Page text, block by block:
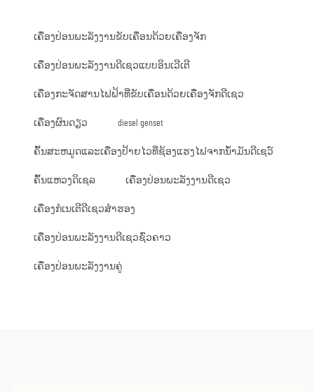
ເຄື່ອງປ່ອນພະລັງງານຂັບເຄື່ອນດ້ວຍເຄື່ອງຈັກ
ເຄື່ອງປ່ອນພະລັງງານດີເຊວແບບອິນເວີເຕີ
ເຄື່ອງກະຈັດສານໄຟຟ້າທີ່ຂັບເຄື່ອນດ້ວຍເຄື່ອງຈັກດີເຊວ
ເຄື່ອງຜົນດຽວ diesel genset
ຄົ້ນສະຫມູດແລະເຄື່ອງປ້າຍໄວທີ່ຊ້ອງແຮງໄຟຈາກນ້ຳມັນດີເຊວ໌
ຄົ້ນແຫວງດິເຊລ ເຄື່ອງປ່ອນພະລັງງານດີເຊວ
ເຄື່ອງກໍເນເຕີດີເຊວສຳຮອງ
ເຄື່ອງປ່ອນພະລັງງານດີເຊວຊົ່ວຄາວ
ເຄື່ອງປ່ອນພະລັງງານຄູ່